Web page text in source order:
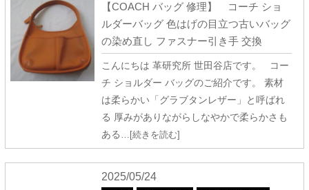
【COACH バッグ 修理】 コーチ ショ
ルダーバッグ 色はげの目立つ古いバッグ
の染め直し ファスナー引き手 交換
こんにちは 革研究所 世田谷店です。 コー
チ ショルダー バッグのご紹介です。 素材
は柔らかい「グラブタンレザー」と呼ばれ
る 厚みがありながらしなやかで柔らかさも
ある …[続きを読む]
2025/05/24